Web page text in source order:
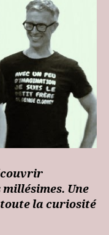
Une
la curiosité